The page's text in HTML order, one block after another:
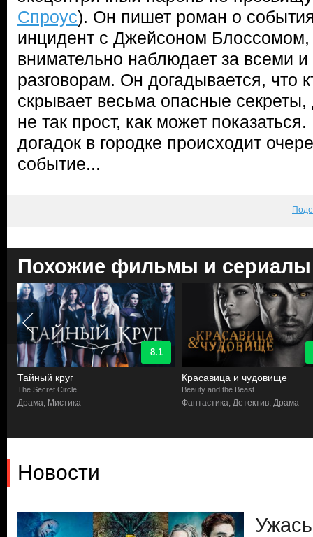
Спроус). Он пишет роман о
инцидент с Джейсоном Блоссомом,
внимательно наблюдает за всеми
разговорам. Он догадывается, что
скрывает весьма опасные
не так прост, как может
догадок в городке происходит
событие...
Похожие фильмы и сериалы
8.1
Тайный круг
The Secret Circle
Драма, Мистика
Красавица и чудовище
Beauty and the Beast
Фантастика, Детектив, Драма
Новости